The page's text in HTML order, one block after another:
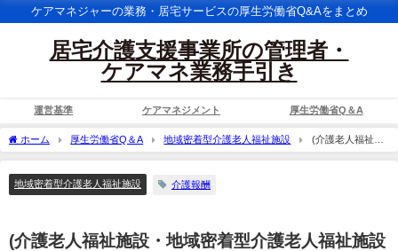
ケアマネジャーの業務・居宅サービスの厚生労働省Q&Aをまとめ
居宅介護支援事業所の管理者・
ケアマネ業務手引き
運営基準 ケアマネジメント 厚生労働省Q＆A
ホーム 厚生労働省Q＆A 地域密着型介護老人福祉施設
(介護老人福祉施
設・地域密着型介護老人福祉施設入所者生活介護)身体拘束廃止未実施減算について
長に提出した後、事実が生じた月から3ヵ月後に改善計画に基づく改善状況を市町村長
ていないことを発見した場合、いつからいつまでが減算となるのか。また、平成18年4
月前の身体拘束について記録を行っていなかった場合は、減算の対象となるのか。 ・
地域密着型介護老人福祉施設 介護報酬
(介護老人福祉施設・地域密着型介護老人福祉施設